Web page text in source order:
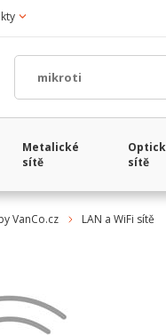
Metalické
sítě
sítě
VanCo.cz LAN a WiFi sítě